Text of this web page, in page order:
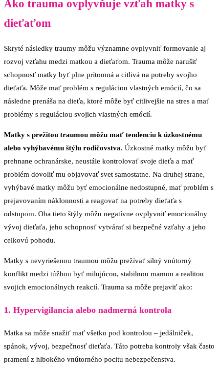
Ako trauma ovplyvňuje vzťah matky s
dieťaťom
Skryté následky traumy môžu významne ovplyvniť formovanie aj
rozvoj vzťahu medzi matkou a dieťaťom. Trauma môže narušiť
schopnosť matky byť plne prítomná a citlivá na potreby svojho
dieťaťa. Môže mať problém s reguláciou vlastných emócií, čo sa
následne prenáša na dieťa, ktoré môže byť citlivejšie na stres a mať
problémy s reguláciou svojich vlastných emócií.
Matky s prežitou traumou môžu mať tendenciu k úzkostnému
alebo vyhýbavému štýlu rodičovstva. Úzkostné matky môžu byť
prehnane ochranárske, neustále kontrolovať svoje dieťa a mať
problém dovoliť mu objavovať svet samostatne. Na druhej strane,
vyhýbavé matky môžu byť emocionálne nedostupné, mať problém s
prejavovaním náklonnosti a reagovať na potreby dieťaťa s
odstupom. Oba tieto štýly môžu negatívne ovplyvniť emocionálny
vývoj dieťaťa, jeho schopnosť vytvárať si bezpečné vzťahy a jeho
celkovú pohodu.
Matky s nevyriešenou traumou môžu prežívať silný vnútorný
konflikt medzi túžbou byť milujúcou, stabilnou mamou a realitou
svojich emocionálnych reakcií. Trauma sa môže prejaviť ako:
1. Hypervigilancia alebo nadmerná kontrola
Matka sa môže snažiť mať všetko pod kontrolou – jedálniček,
spánok, vývoj, bezpečnosť dieťaťa. Táto potreba kontroly však často
pramení z hlbokého vnútorného pocitu nebezpečenstva.